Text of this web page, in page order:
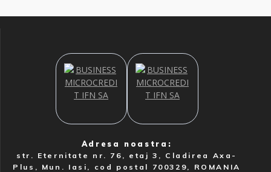
Adresa noastra:
str. Eternitate nr. 76, etaj 3, Cladirea Axa-
Plus, Mun. Iasi, cod postal 700329, ROMANIA